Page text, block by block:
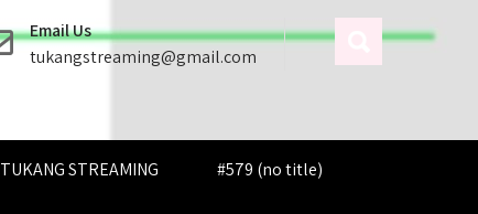
Email Us
tukangstreaming@gmail.com
TUKANG STREAMING #579 (no title)